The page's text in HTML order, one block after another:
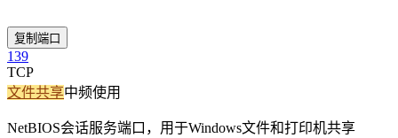
复制端口
139
TCP
文件共享中频使用
NetBIOS会话服务端口，用于Windows文件和打印机共享